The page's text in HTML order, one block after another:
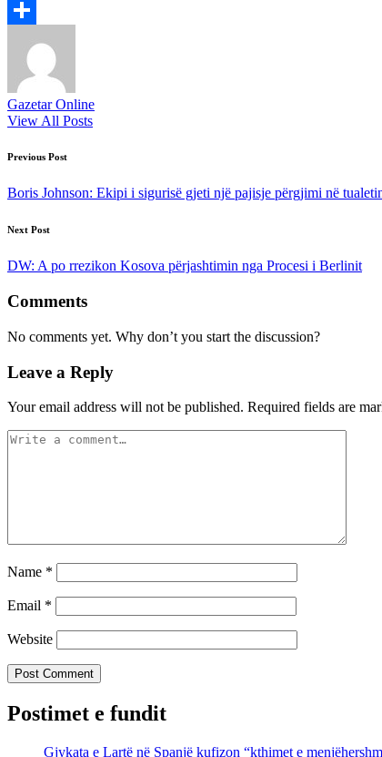
Viber
Gazetar Online
View All Posts
Post
navigation
Previous Post
Boris Johnson: Ekipi i sigurisë gjeti një pajisje përgjimi në
Next Post
DW: A po rrezikon Kosova përjashtimin nga Procesi i Berlinit
Comments
No comments yet. Why don’t you start the discussion?
Leave a Reply
Your email address will not be published. Required fields are
Name *
Email *
Website
Postimet e fundit
Gjykata e Lartë në Spanjë kufizon “kthimet e